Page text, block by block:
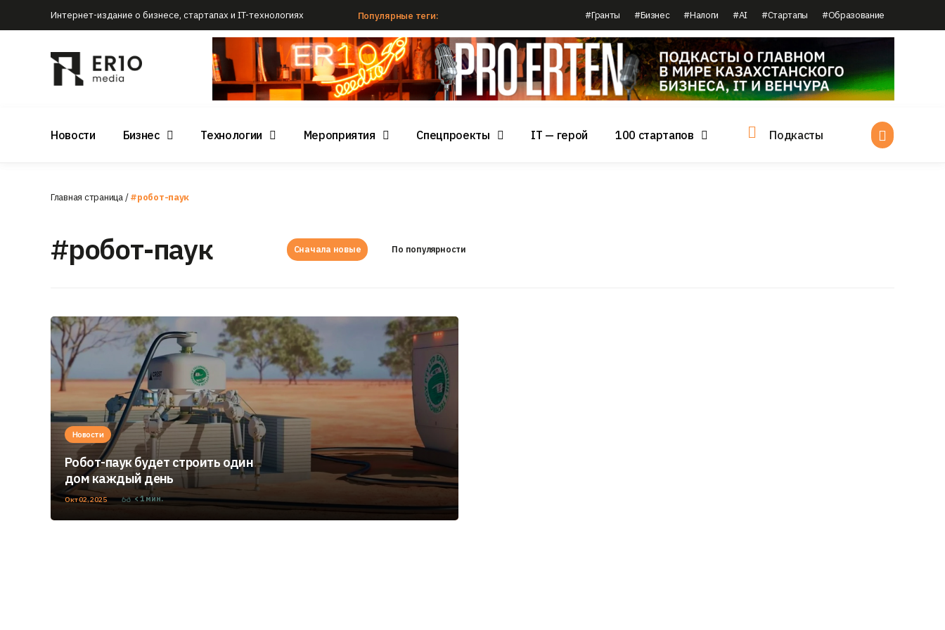
Интернет-издание о бизнесе, стартапах и IT-технологиях Популярные теги: #Гранты #Бизнес #Налоги #AI #Стартапы #Образование
Новости Бизнес Технологии Мероприятия Спецпроекты IT — герой 100 стартапов Подкасты
Главная страница/#робот-паук
#робот-паук Сначала новые По популярности
Новости
Робот-паук будет строить один
дом каждый день
Окт 02, 2025 < 1мин.